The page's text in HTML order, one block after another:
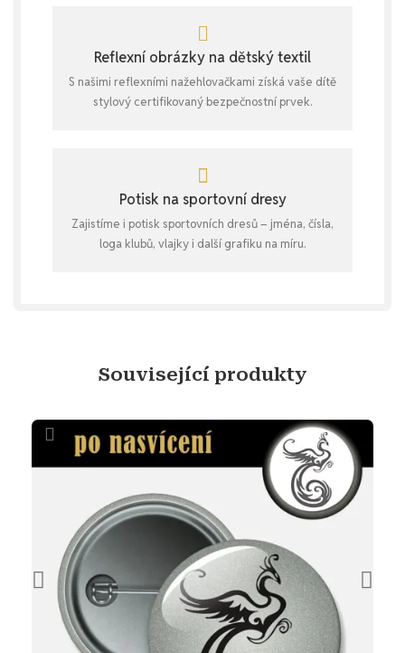
Reflexní obrázky na dětský textil
S našimi reflexními nažehlovačkami získá vaše dítě
stylový certifikovaný bezpečnostní prvek.
Potisk na sportovní dresy
Zajistíme i potisk sportovních dresů – jména, čísla,
loga klubů, vlajky i další grafiku na míru.
Související produkty